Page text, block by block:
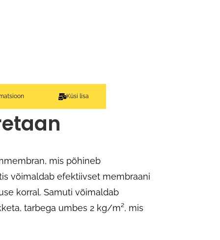
Küsi lisa
mis põhineb
võimaldab efektiivset membraani
korral. Samuti võimaldab
tarbega umbes 2 kg/m², mis